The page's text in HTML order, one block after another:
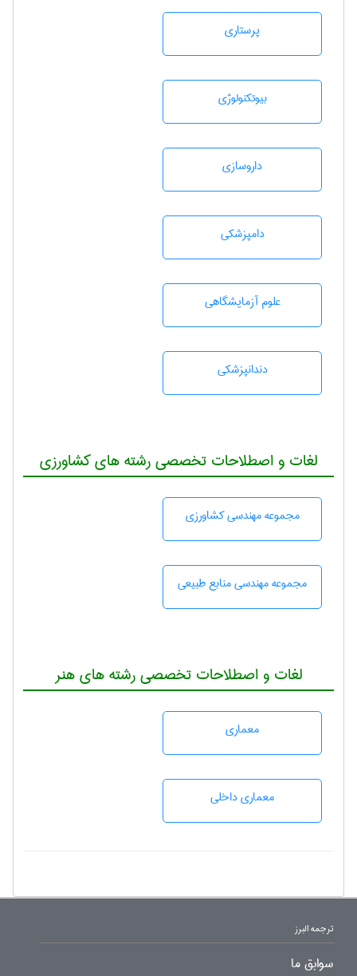
پرستاری
بيوتكنولوژی
داروسازی
دامپزشكی
علوم آزمايشگاهی
دندانپزشكی
لغات و اصطلاحات تخصصی رشته های کشاورزی
مجموعه مهندسی كشاورزی
مجموعه مهندسی منابع طبيعی
لغات و اصطلاحات تخصصی رشته های هنر
معماری
معماری داخلی
ترجمه البرز
سوابق ما